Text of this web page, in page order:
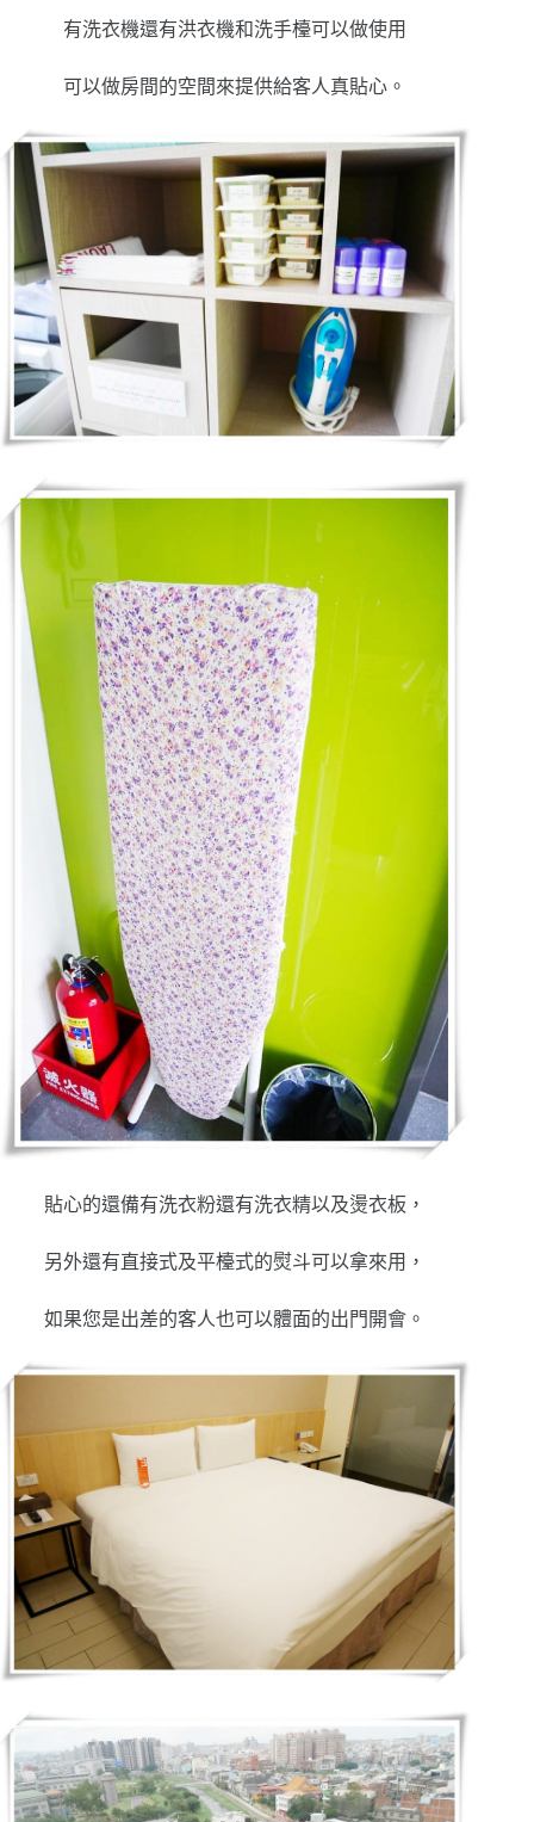
有洗衣機還有洪衣機和洗手檯可以做使用
可以做房間的空間來提供給客人真貼心。
貼心的還備有洗衣粉還有洗衣精以及燙衣板，
另外還有直接式及平檯式的熨斗可以拿來用，
如果您是出差的客人也可以體面的出門開會。